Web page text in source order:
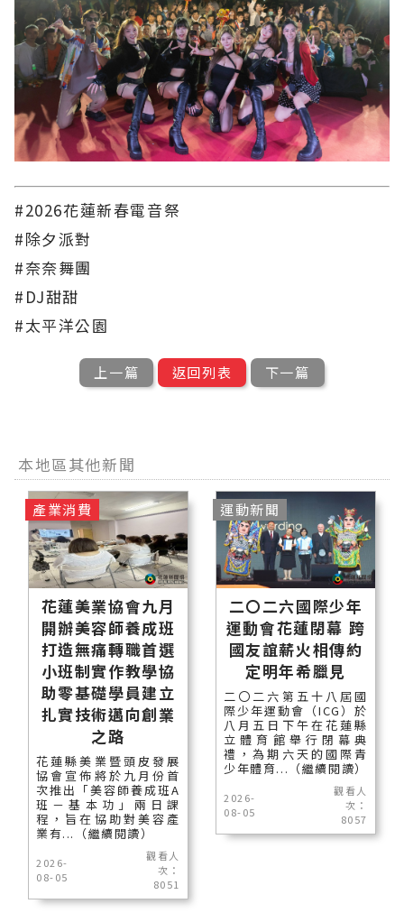
#2026花蓮新春電音祭
#除夕派對
#奈奈舞團
#DJ甜甜
#太平洋公園
上一篇 返回列表 下一篇
本地區其他新聞
花蓮美業協會九月
開辦美容師養成班
打造無痛轉職首選
小班制實作教學協
助零基礎學員建立
扎實技術邁向創業
之路
花蓮縣美業暨頭皮發展
協會宣佈將於九月份首
次推出「美容師養成班A
班－基本功」兩日課
程，旨在協助對美容產
業有...（繼續閱讀）
2026-
08-05
觀看人
次：
8051
產業消費
二〇二六國際少年
運動會花蓮閉幕 跨
國友誼薪火相傳約
定明年希臘見
二〇二六第五十八屆國
際少年運動會（ICG）於
八月五日下午在花蓮縣
立體育館舉行閉幕典
禮，為期六天的國際青
少年體育...（繼續閱讀）
2026-
08-05
觀看人
次：
8057
運動新聞